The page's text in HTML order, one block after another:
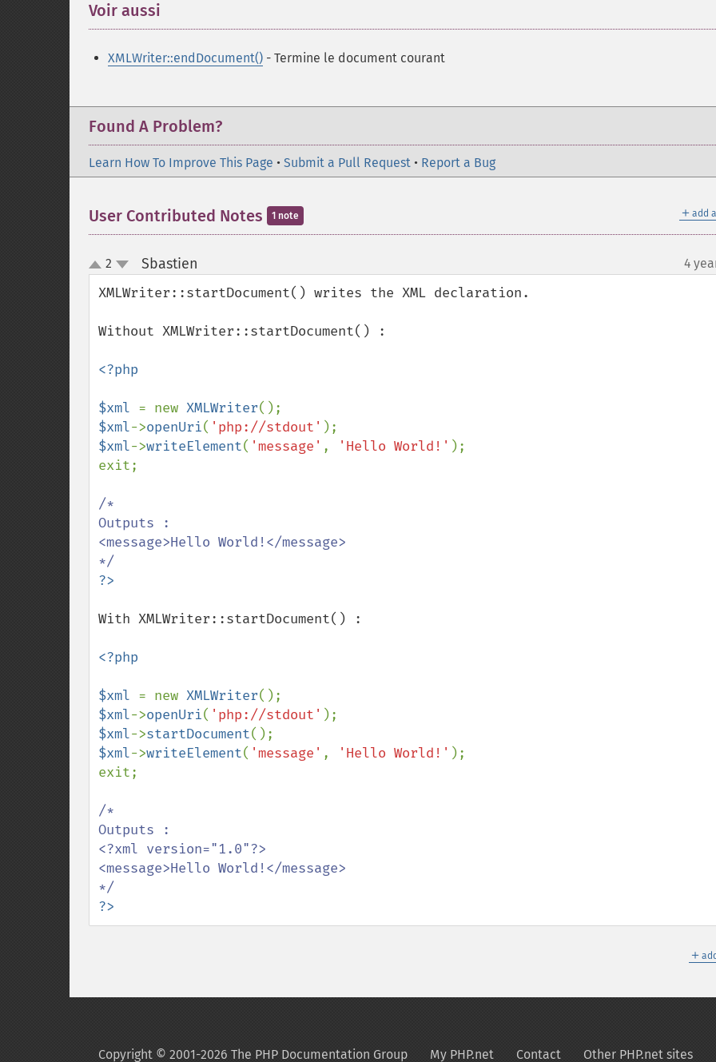
Voir aussi
XMLWriter::endDocument() - Termine le document courant
Found A Problem?
Learn How To Improve This Page • Submit a Pull Request • Report a Bug
＋ add
User Contributed Notes 1 note
up
down
2 Sbastien 4
XMLWriter::startDocument() writes the XML declaration.
Without XMLWriter::startDocument() :
<?php
$xml = new XMLWriter
$xml->openUri( 'php://stdout'
$xml->writeElement( 'message' , 'Hello World!' );
exit;
/*
Outputs :
<message>Hello World!</message>
With XMLWriter::startDocument() :
<?php
$xml = new XMLWriter
$xml->openUri( 'php://stdout'
$xml->startDocument
$xml->writeElement( 'message' , 'Hello World!' );
exit;
/*
Outputs :
<?xml version="1.0"?>
<message>Hello World!</message>
?>
＋
Copyright © 2001-2026 The PHP Documentation Group My PHP.net Contact Other PHP.net sites